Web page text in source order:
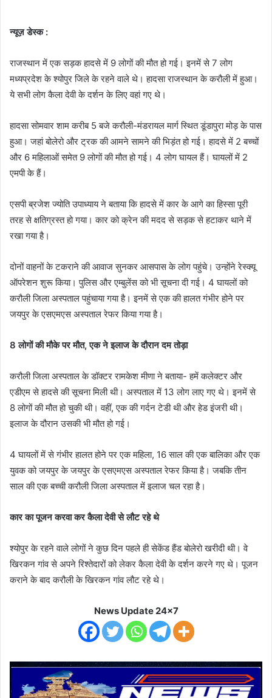
न्यूज़ डेस्क :
राजस्थान में एक सड़क हादसे में 9 लोगों की मौत हो गई। इनमें से 7 लोग
मध्यप्रदेश के श्योपुर जिले के रहने वाले थे। हादसा राजस्थान के करौली में हुआ।
ये सभी लोग कैला देवी के दर्शन के लिए वहां गए थे।
हादसा सोमवार शाम करीब 5 बजे करौली-मंडरायल मार्ग स्थित डूंडापुरा मोड़ के पास
हुआ। जहां बोलेरो और ट्रक की आमने सामने की भिड़ंत हो गई। हादसे में 2 बच्चों
और 6 महिलाओं समेत 9 लोगों की मौत हो गई। 4 लोग घायल हैं। घायलों में 2
एमपी के हैं।
एसपी ब्रजेश ज्योति उपाध्याय ने बताया कि हादसे में कार के आगे का हिस्सा पूरी
तरह से क्षतिग्रस्त हो गया। कार को क्रेन की मदद से सड़क से हटाकर थाने में
रखा गया है।
दोनों वाहनों के टकराने की आवाज सुनकर आसपास के लोग पहुंचे। उन्होंने रेस्क्यू
ऑपरेशन शुरू किया। पुलिस और एम्बुलेंस को भी सूचना दी गई। 4 घायलों को
करौली जिला अस्पताल पहुंचाया गया है। इनमें से एक की हालत गंभीर होने पर
जयपुर के एसएमएस अस्पताल रेफर किया गया है।
8 लोगों की मौके पर मौत, एक ने इलाज के दौरान दम तोड़ा
करौली जिला अस्पताल के डॉक्टर रामकेश मीणा ने बताया- हमें कलेक्टर और
एडीएम से हादसे की सूचना मिली थी। अस्पताल में 13 लोग लाए गए थे। इनमें से
8 लोगों की मौत हो चुकी थी। वहीं, एक की गर्दन टेडी थी और हेड इंजरी थी।
इलाज के दौरान उसकी भी मौत हो गई।
4 घायलों में से गंभीर हालत होने पर एक महिला, 16 साल की एक बालिका और एक
युवक को जयपुर के जयपुर के एसएमएस अस्पताल रेफर किया है। जबकि तीन
साल की एक बच्ची करौली जिला अस्पताल में इलाज चल रहा है।
कार का पूजन करवा कर कैला देवी से लौट रहे थे
श्योपुर के रहने वाले लोगों ने कुछ दिन पहले ही सेकेंड हैंड बोलेरो खरीदी थी। वे
खिरकन गांव से अपने रिश्तेदारों को लेकर कैला देवी के दर्शन करने गए थे। पूजन
कराने के बाद करौली के खिरकन गांव लौट रहे थे।
News Update 24x7